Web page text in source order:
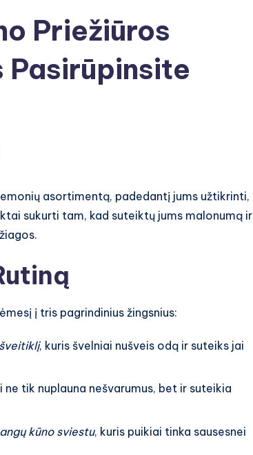
Priežiūros
Pasirūpinsite
asortimentą, padedantį jums užtikrinti,
sukurti tam, kad suteiktų jums malonumą ir
į tris pagrindinius žingsnius:
, kuris švelniai nušveis odą ir suteiks jai
ne tik nuplauna nešvarumus, bet ir suteikia
kūno sviestu, kuris puikiai tinka sausesnei